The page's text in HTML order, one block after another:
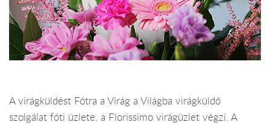
A virágküldést Fótra a Virág a Világba virágküldő
szolgálat fóti üzlete, a Florissimo virágüzlet végzi. A